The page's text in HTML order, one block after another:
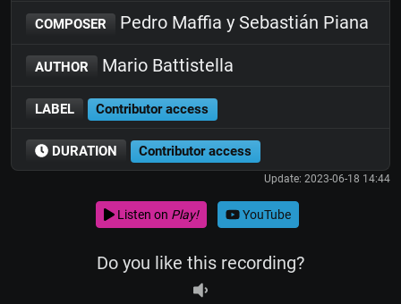
COMPOSER Pedro Maffia y Sebastián Piana
AUTHOR Mario Battistella
LABEL Contributor access
DURATION Contributor access
Update: 2023-06-18 14:44
Listen on Play! YouTube
Do you like this recording?